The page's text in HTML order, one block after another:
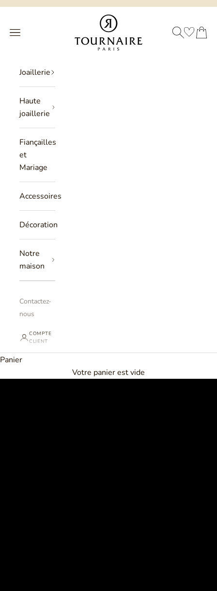
Passer au contenu
Philippe Tournaire
Menu
RECHERCHEPANIER
Joaillerie
Haute
joaillerie
Fiançailles
et
Mariage
Accessoires
Décoration
Notre
maison
Contactez-
nous
COMPTE
CLIENT
Panier
Votre panier est vide
Création sur-mesure